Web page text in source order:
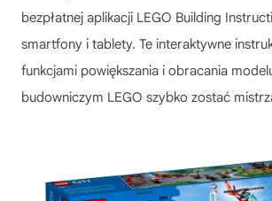
bezpłatnej aplikacji LEGO Building
smartfony i tablety. Te interaktywne
funkcjami powiększania i obracania
budowniczym LEGO szybko zostać